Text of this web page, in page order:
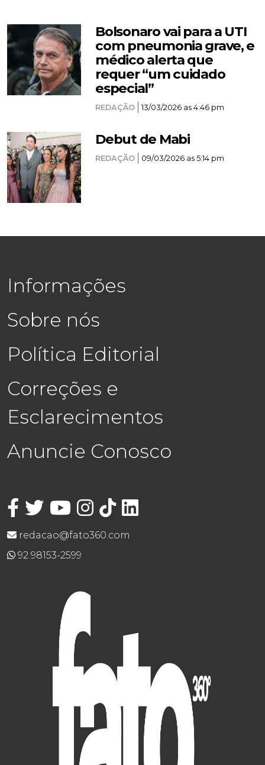
Bolsonaro vai para a UTI
com pneumonia grave, e
médico alerta que
requer “um cuidado
especial”
REDAÇÃO 13/03/2026 as 4:46 pm
Debut de Mabi
REDAÇÃO 09/03/2026 as 5:14 pm
Informações
Sobre nós
Política Editorial
Correções e
Esclarecimentos
Anuncie Conosco
redacao@fato360.com
92 98153-2599